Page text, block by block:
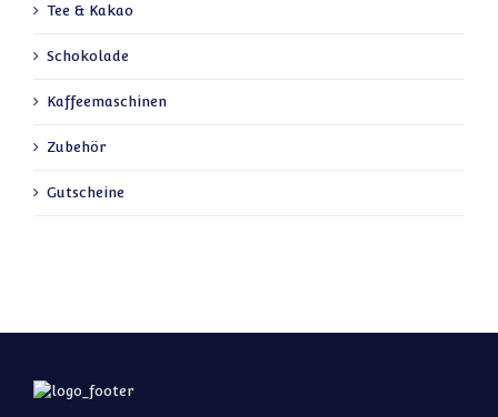
Tee & Kakao
Schokolade
Kaffeemaschinen
Zubehör
Gutscheine